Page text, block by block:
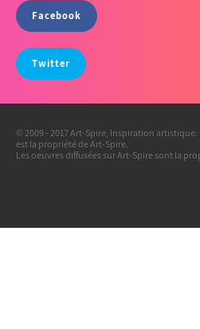
Facebook
Twitter
© 2009 - 2017 Art-Spire, Inspiration
est la propriété de Art-Spire.
Les oeuvres diffusées sur Art-Spire sont la